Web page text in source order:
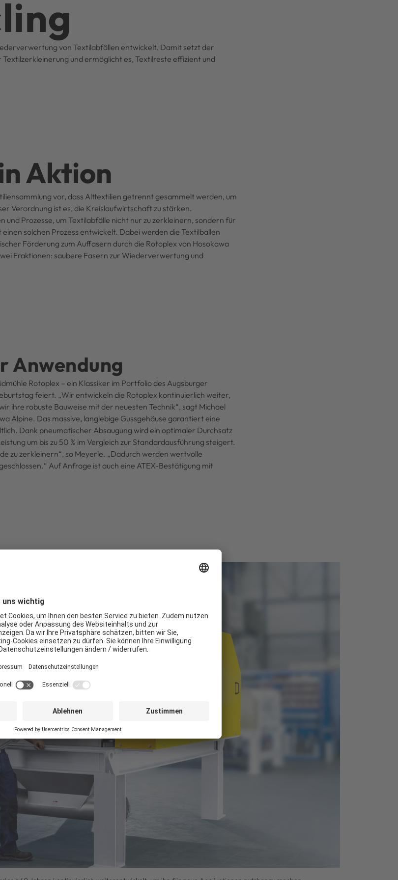
von Textilabfällen entwickelt. Damit setzt der
und ermöglicht es, Textilreste effizient und
Aktion
vor, dass Alttextilien getrennt gesammelt werden, um
Verordnung ist es, die Kreislaufwirtschaft zu stärken.
Prozesse, um Textilabfälle nicht nur zu zerkleinern, sondern für
solchen Prozess entwickelt. Dabei werden die Textilballen
Förderung zum Auffasern durch die Rotoplex von Hosokawa
Fraktionen: saubere Fasern zur Wiederverwertung und
Anwendung
Rotoplex – ein Klassiker im Portfolio des Augsburger
feiert. „Wir entwickeln die Rotoplex kontinuierlich weiter,
ihre robuste Bauweise mit der neuesten Technik“, sagt Michael
Alpine. Das massive, langlebige Gussgehäuse garantiert eine
Dank pneumatischer Absaugung wird ein optimaler Durchsatz
um bis zu 50 % im Vergleich zur Standardausführung steigert.
zu zerkleinern“, so Meyerle. „Dadurch werden wertvolle
Auf Anfrage ist auch eine ATEX-Bestätigung mit